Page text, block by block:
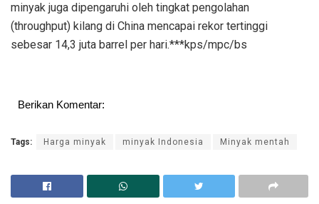
minyak juga dipengaruhi oleh tingkat pengolahan
(throughput) kilang di China mencapai rekor tertinggi
sebesar 14,3 juta barrel per hari.***kps/mpc/bs
Berikan Komentar:
Tags: Harga minyak minyak Indonesia Minyak mentah